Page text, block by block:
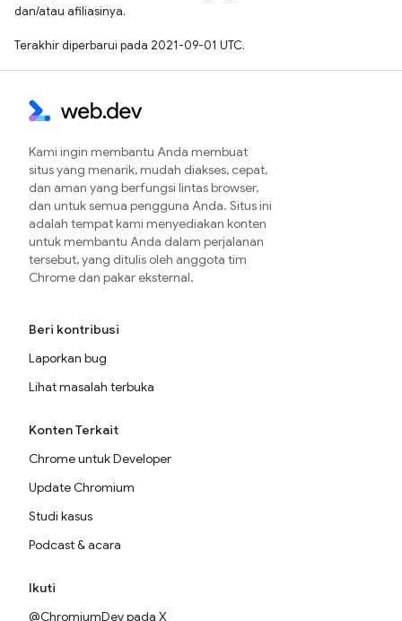
dan/atau afiliasinya.
Terakhir diperbarui pada 2021-09-01 UTC.
Kami ingin membantu Anda membuat
situs yang menarik, mudah diakses, cepat,
dan aman yang berfungsi lintas browser,
dan untuk semua pengguna Anda. Situs ini
adalah tempat kami menyediakan konten
untuk membantu Anda dalam perjalanan
tersebut, yang ditulis oleh anggota tim
Chrome dan pakar eksternal.
Beri kontribusi
Laporkan bug
Lihat masalah terbuka
Konten Terkait
Chrome untuk Developer
Update Chromium
Studi kasus
Podcast & acara
Ikuti
@ChromiumDev pada X